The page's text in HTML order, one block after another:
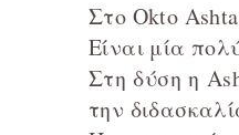
Στο Okto
Είναι μία
Στη δύση η
την